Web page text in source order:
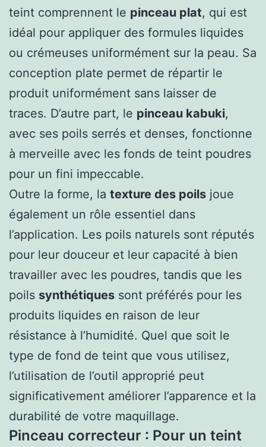
teint comprennent le pinceau plat, qui est
idéal pour appliquer des formules liquides
ou crémeuses uniformément sur la peau. Sa
conception plate permet de répartir le
produit uniformément sans laisser de
traces. D’autre part, le pinceau kabuki,
avec ses poils serrés et denses, fonctionne
à merveille avec les fonds de teint poudres
pour un fini impeccable.
Outre la forme, la texture des poils joue
également un rôle essentiel dans
l’application. Les poils naturels sont réputés
pour leur douceur et leur capacité à bien
travailler avec les poudres, tandis que les
poils synthétiques sont préférés pour les
produits liquides en raison de leur
résistance à l’humidité. Quel que soit le
type de fond de teint que vous utilisez,
l’utilisation de l’outil approprié peut
significativement améliorer l’apparence et la
durabilité de votre maquillage.
Pinceau correcteur : Pour un teint